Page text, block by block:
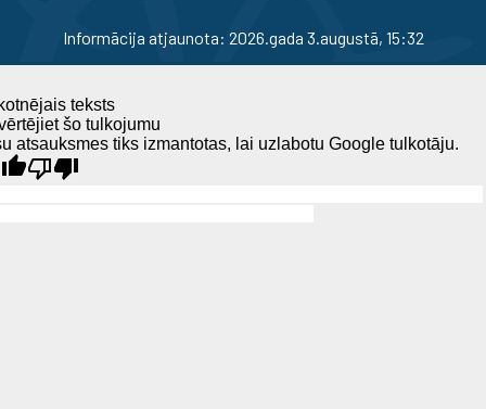
Informācija atjaunota: 2026.gada 3.augustā, 15:32
teksts
šo tulkojumu
atsauksmes tiks izmantotas, lai uzlabotu Google tulkotāju.